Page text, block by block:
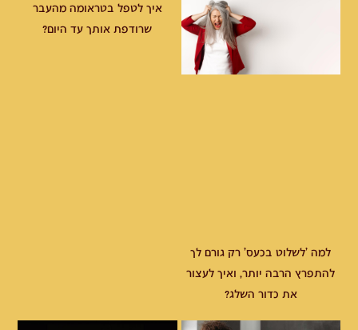
למה 'לשלוט בכעס' רק גורם לך
להתפרץ הרבה יותר, ואיך לעצור
את כדור השלג?
איך לטפל בטראומה מהעבר
שרודפת אותך עד היום?